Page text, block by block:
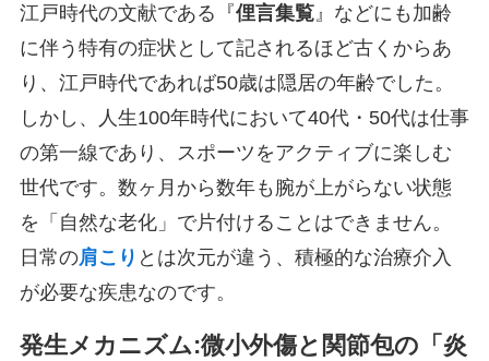
江戸時代の文献である『俚言集覧』などにも加齢
に伴う特有の症状として記されるほど古くからあ
り、江戸時代であれば50歳は隠居の年齢でした。
しかし、人生100年時代において40代・50代は仕事
の第一線であり、スポーツをアクティブに楽しむ
世代です。数ヶ月から数年も腕が上がらない状態
を「自然な老化」で片付けることはできません。
日常の肩こり とは次元が違う、積極的な治療介入
が必要な疾患なのです。
発生メカニズム:微小外傷と関節包の「炎